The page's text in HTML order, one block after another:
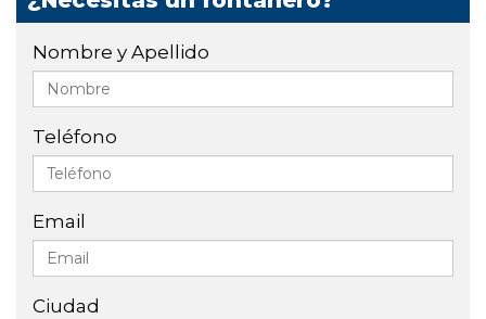
Nombre y Apellido
Teléfono
Email
Ciudad